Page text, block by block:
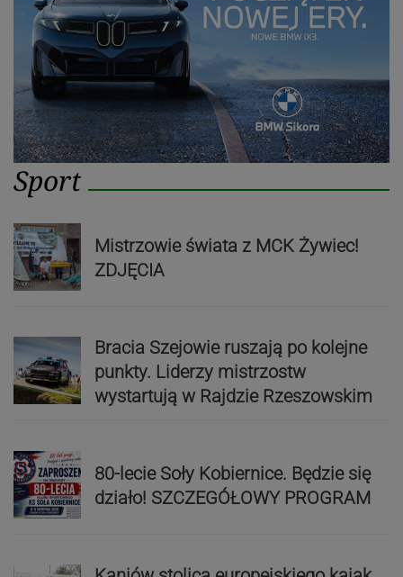
Sport
Mistrzowie świata z MCK Żywiec!
ZDJĘCIA
Bracia Szejowie ruszają po kolejne
punkty. Liderzy mistrzostw
wystartują w Rajdzie Rzeszowskim
80-lecie Soły Kobiernice. Będzie się
działo! SZCZEGÓŁOWY PROGRAM